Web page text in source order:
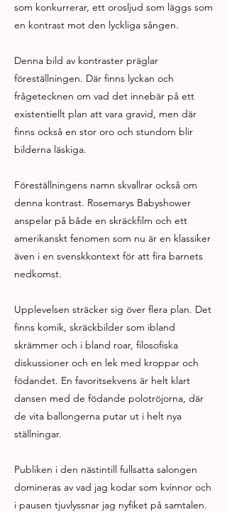
som konkurrerar, ett orosljud som läggs som
en kontrast mot den lyckliga sången.
Denna bild av kontraster präglar
föreställningen. Där finns lyckan och
frågetecknen om vad det innebär på ett
existentiellt plan att vara gravid, men där
finns också en stor oro och stundom blir
bilderna läskiga.
Föreställningens namn skvallrar också om
denna kontrast. Rosemarys Babyshower
anspelar på både en skräckfilm och ett
amerikanskt fenomen som nu är en klassiker
även i en svenskkontext för att fira barnets
nedkomst.
Upplevelsen sträcker sig över flera plan. Det
finns komik, skräckbilder som ibland
skrämmer och i bland roar, filosofiska
diskussioner och en lek med kroppar och
födandet. En favoritsekvens är helt klart
dansen med de födande polotröjorna, där
de vita ballongerna putar ut i helt nya
ställningar.
Publiken i den nästintill fullsatta salongen
domineras av vad jag kodar som kvinnor och
i pausen tjuvlyssnar jag nyfiket på samtalen.